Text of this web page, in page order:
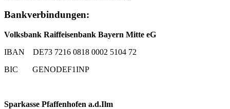
Bankverbindungen:
Volksbank Raiffeisenbank Bayern Mitte eG
IBAN DE73 7216 0818 0002 5104 72
BIC GENODEF1INP
Sparkasse Pfaffenhofen a.d.Ilm